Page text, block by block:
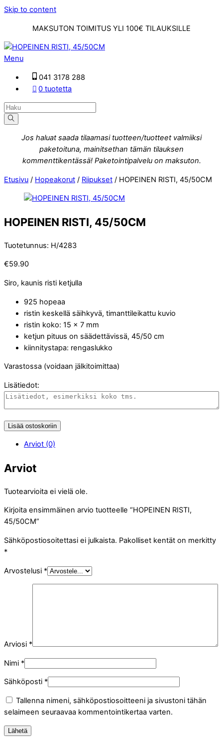
Skip to content
MAKSUTON TOIMITUS YLI 100€ TILAUKSILLE
Menu
041 3178 288
0 tuotetta
Jos haluat saada tilaamasi tuotteen/tuotteet valmiiksi
paketoituna, mainitsethan tämän tilauksen
kommenttikentässä! Paketointipalvelu on maksuton.
Etusivu / Hopeakorut / Riipukset / HOPEINEN RISTI, 45/50CM
HOPEINEN RISTI, 45/50CM
Tuotetunnus: H/4283
€59.90
Siro, kaunis risti ketjulla
925 hopeaa
ristin keskellä säihkyvä, timanttileikattu kuvio
ristin koko: 15 x 7 mm
ketjun pituus on säädettävissä, 45/50 cm
kiinnitystapa: rengaslukko
Varastossa (voidaan jälkitoimittaa)
Lisätiedot:
Lisää ostoskoriin
Arviot (0)
Arviot
Tuotearvioita ei vielä ole.
Kirjoita ensimmäinen arvio tuotteelle “HOPEINEN RISTI,
45/50CM”
Sähköpostiosoitettasi ei julkaista. Pakolliset kentät on merkitty
*
Arvostelusi *
Arviosi *
Nimi *
Sähköposti *
Tallenna nimeni, sähköpostiosoitteeni ja sivustoni tähän
selaimeen seuraavaa kommentointikertaa varten.